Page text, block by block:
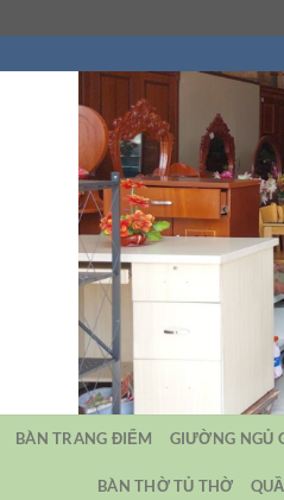
BÀN TRANG ĐIỂM GIƯỜNG NGỦ
BÀN THỜ TỦ THỜ